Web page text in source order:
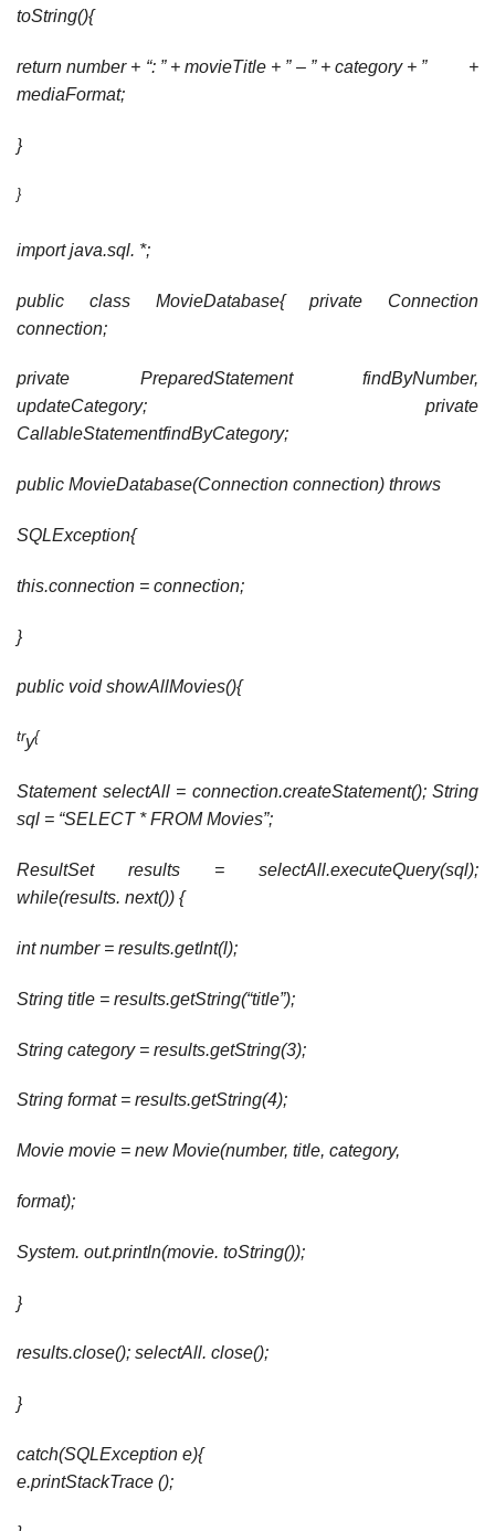
toString(){
return number + “: ” + movieTitle + ” – ” + category + ” +
mediaFormat;
}
}
import java.sql. *;
public class MovieDatabase{ private Connection
connection;
private PreparedStatement findByNumber,
updateCategory; private
CallableStatementfindByCategory;
public MovieDatabase(Connection connection) throws
SQLException{
this.connection = connection;
}
public void showAllMovies(){
try{
Statement selectAll = connection.createStatement(); String
sql = “SELECT * FROM Movies”;
ResultSet results = selectAll.executeQuery(sql);
while(results. next()) {
int number = results.getlnt(l);
String title = results.getString(“title”);
String category = results.getString(3);
String format = results.getString(4);
Movie movie = new Movie(number, title, category,
format);
System. out.println(movie. toString());
}
results.close(); selectAll. close();
}
catch(SQLException e){
e.printStackTrace ();